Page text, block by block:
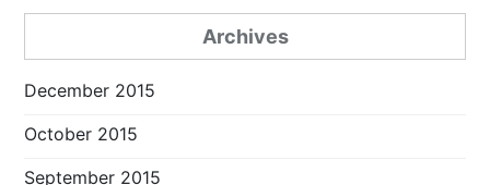
Archives
December 2015
October 2015
September 2015